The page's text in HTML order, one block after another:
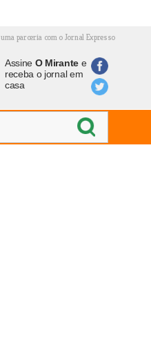
uma parceria com o Jornal Expresso
Assine O Mirantee
receba o jornal em
casa